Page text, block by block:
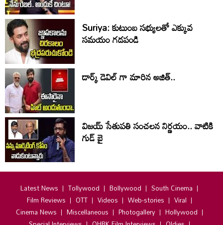
Suriya: కుటుంబ సభ్యులతో ఎక్కువ
సమయం గడపండి
డార్క్ డెవిల్ గా మారిన అజిత్..
విజయ్ సేతుపతి సంచలన నిర్ణయం.. వాటికి
గుడ్ బై
Latest News Tollywood Bollywood
South Cinema
Film Reviews
OTT Videos Web-stories
Viral
Cinema News
Miscellaneous Photogallery
Hollywood